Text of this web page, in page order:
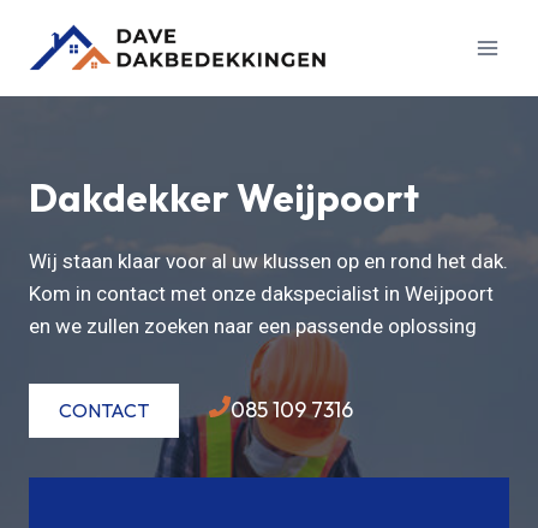
Dakdekker Weijpoort
Wij staan klaar voor al uw klussen op en rond het dak.
Kom in contact met onze dakspecialist in Weijpoort
en we zullen zoeken naar een passende oplossing
CONTACT 085 109 7316